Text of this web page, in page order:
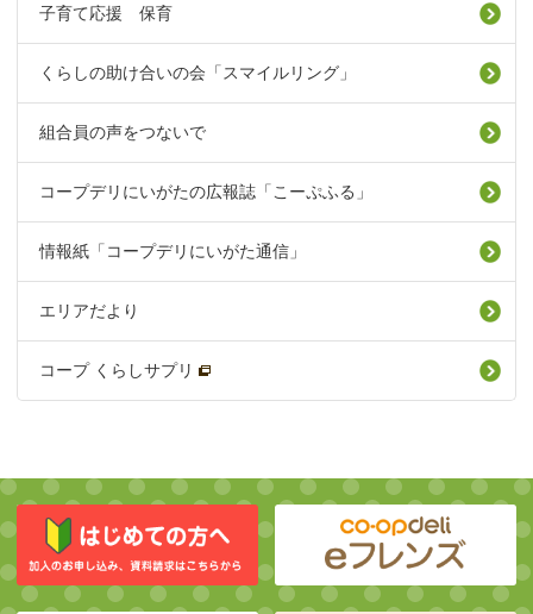
子育て応援 保育
くらしの助け合いの会「スマイルリング」
組合員の声をつないで
コープデリにいがたの広報誌「こーぷふる」
情報紙「コープデリにいがた通信」
エリアだより
コープ くらしサプリ